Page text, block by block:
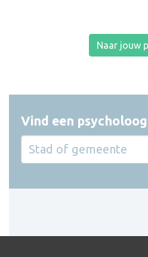
Naar jouw
Vind een psycholoog